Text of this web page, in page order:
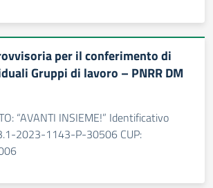
per il conferimento di
Gruppi di lavoro – PNRR DM
“AVANTI INSIEME!” Identificativo
2023-1143-P-30506 CUP: